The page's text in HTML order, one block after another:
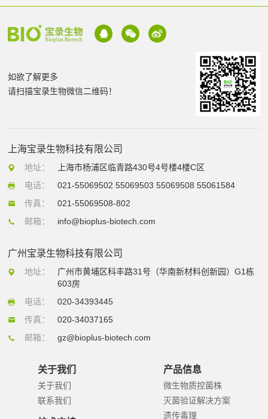
如欲了解更多
请扫描宝录生物微信二维码！
上海宝录生物科技有限公司
地址：
上海市杨浦区临青路430号4号楼4楼C区
电话：
021-55069502 55069503 55069508 55061584
传真：
021-55069508-802
邮箱：
info@bioplus-biotech.com
广州宝录生物科技有限公司
地址：
广州市黄埔区科丰路31号（华南新材料创新园）G1栋
603房
电话：
020-34393445
传真：
020-34037165
邮箱：
gz@bioplus-biotech.com
关于我们
关于我们
联系我们
产品信息
微生物质控菌株
灭菌验证解决方案
遗传毒理